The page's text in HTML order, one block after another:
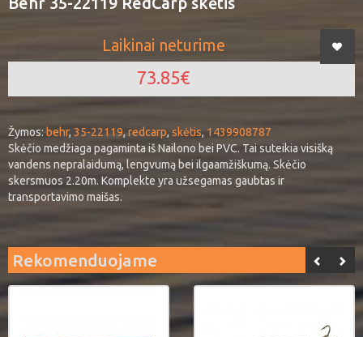
Laikinai neturime
73.85€
Žymos: behr, 35-22119,redcarp, skėtis, 1439908787
Skėčio medžiaga pagaminta iš Nailono bei PVC. Tai suteikia visišką
vandens nepralaidumą, lengvumą bei ilgaamžiškumą. Skėčio
skersmuos 2.20m. Komplekte yra užsegamas gaubtas ir
transportavimo maišas.
Rekomenduojame